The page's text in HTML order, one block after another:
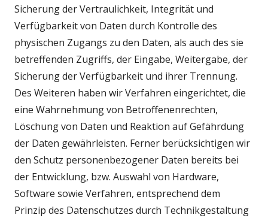
Sicherung der Vertraulichkeit, Integrität und
Verfügbarkeit von Daten durch Kontrolle des
physischen Zugangs zu den Daten, als auch des sie
betreffenden Zugriffs, der Eingabe, Weitergabe, der
Sicherung der Verfügbarkeit und ihrer Trennung.
Des Weiteren haben wir Verfahren eingerichtet, die
eine Wahrnehmung von Betroffenenrechten,
Löschung von Daten und Reaktion auf Gefährdung
der Daten gewährleisten. Ferner berücksichtigen wir
den Schutz personenbezogener Daten bereits bei
der Entwicklung, bzw. Auswahl von Hardware,
Software sowie Verfahren, entsprechend dem
Prinzip des Datenschutzes durch Technikgestaltung